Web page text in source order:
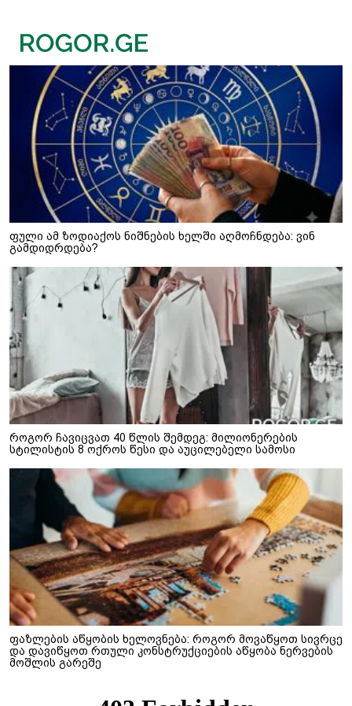
ფული ამ ზოდიაქოს ნიშნების ხელში აღმოჩნდება: ვინ
გამდიდრდება?
როგორ ჩავიცვათ 40 წლის შემდეგ: მილიონერების
სტილისტის 8 ოქროს წესი და აუცილებელი სამოსი
ფაზლების აწყობის ხელოვნება: როგორ მოვაწყოთ სივრცე
და დავიწყოთ რთული კონსტრუქციების აწყობა ნერვების
მოშლის გარეშე